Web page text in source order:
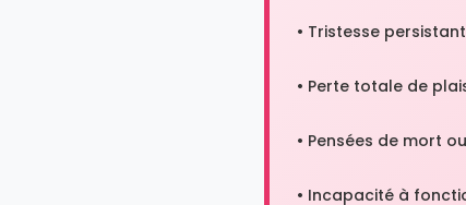
• Tristesse
• Perte totale de
• Pensées de mort
• Incapacité à